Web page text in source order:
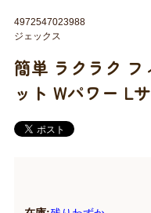
簡単 ラクラク
ット Wパワー L
4972547023988
ジェックス